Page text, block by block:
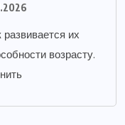
их
возрасту.